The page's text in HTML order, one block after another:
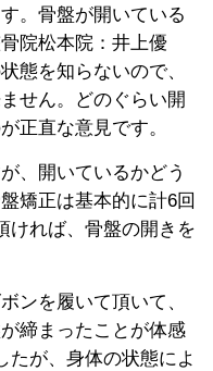
。骨盤が開いている
院松本院：井上優
態を知らないので、
せん。どのぐらい開
正直な意見です。
、開いているかどう
矯正は基本的に計6回
ければ、骨盤の開きを
ンを履いて頂いて、
締まったことが体感
たが、身体の状態によ